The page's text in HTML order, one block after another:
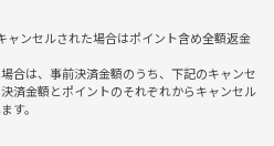
なで料理
ンラッシーを作ります
こちらで用意したビニール手袋を各自
ャンセルされた場合はポイント含め全額返金
合は、事前決済金額のうち、下記のキャンセ
済金額とポイントのそれぞれからキャンセル
す。